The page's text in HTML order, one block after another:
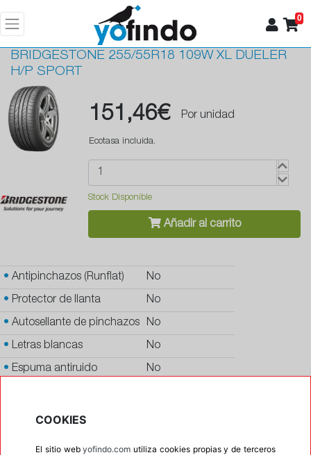
0
BRIDGESTONE 255/55R18 109W XL DUELER
H/P SPORT
151,46€ Por unidad
Ecotasa incluida.
Stock Disponible
Añadir al carrito
• Antipinchazos (Runflat) No
• Protector de llanta No
• Autosellante de pinchazos No
• Letras blancas No
• Espuma antiruido No
Banda blanca
COOKIES
El sitio webyofindo.com utiliza cookies propias y de terceros